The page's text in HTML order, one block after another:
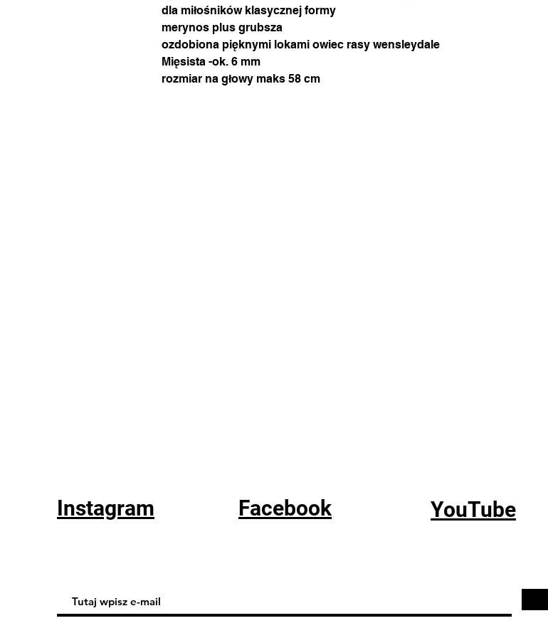
dla miłośników klasycznej formy
merynos plus grubsza
ozdobiona pięknymi lokami owiec rasy wensleydale
Mięsista -ok. 6 mm
rozmiar na głowy maks 58 cm
Instagram Facebook YouTube